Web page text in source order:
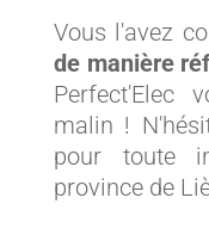
Vous l'avez
de manière
Perfect'Elec
malin !
pour toute
province de